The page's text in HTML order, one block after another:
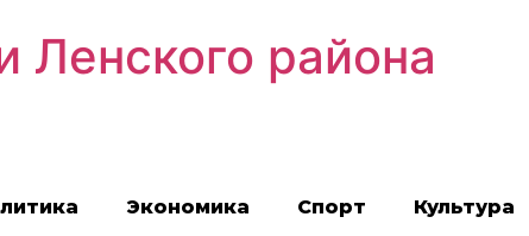
Ленского района
Экономика Спорт Культура